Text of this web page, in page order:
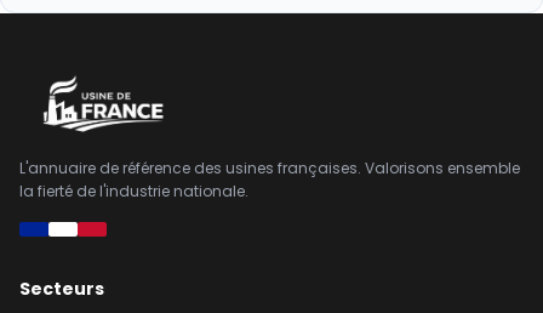
L'annuaire de référence des usines françaises. Valorisons ensemble
la fierté de l'industrie nationale.
Secteurs